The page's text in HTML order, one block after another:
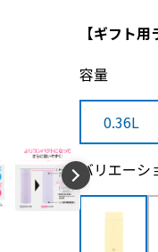
【ギフト
容量
0.36L
バリエーシ